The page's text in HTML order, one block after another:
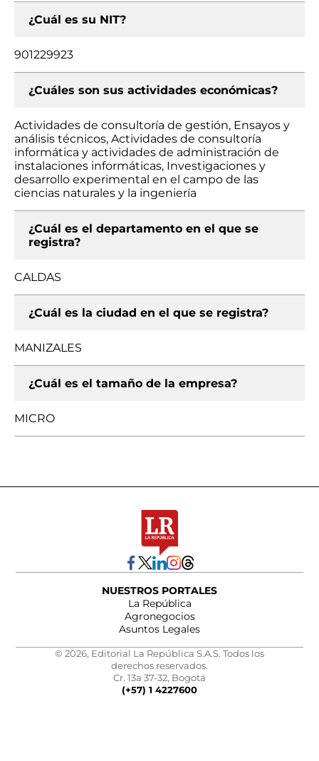
¿Cuál es su NIT?
901229923
¿Cuáles son sus actividades económicas?
Actividades de consultoría de gestión, Ensayos y
análisis técnicos, Actividades de consultoría
informática y actividades de administración de
instalaciones informáticas, Investigaciones y
desarrollo experimental en el campo de las
ciencias naturales y la ingeniería
¿Cuál es el departamento en el que se
registra?
CALDAS
¿Cuál es la ciudad en el que se registra?
MANIZALES
¿Cuál es el tamaño de la empresa?
MICRO
NUESTROS PORTALES
La República
Agronegocios
Asuntos Legales
© 2026, Editorial La República S.A.S. Todos los
derechos reservados.
Cr. 13a 37-32, Bogotá
(+57) 1 4227600